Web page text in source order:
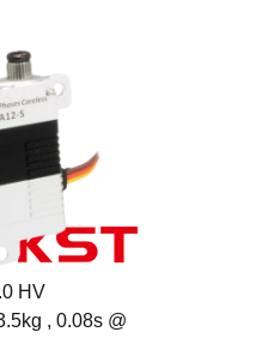
HV
, 0.08s @